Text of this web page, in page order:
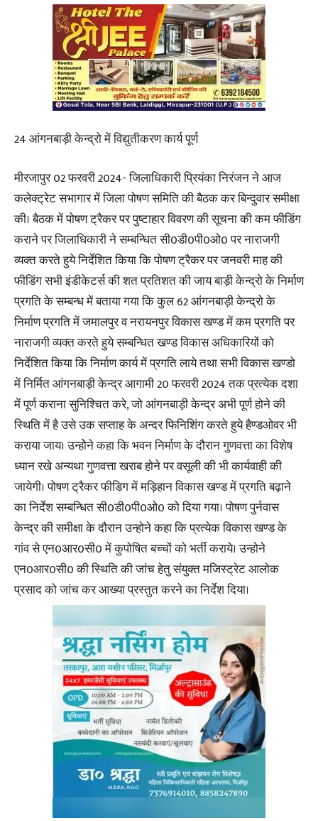
24 आंगनबाड़ी केन्द्रो में विद्युतीकरण कार्य पूर्ण
मीरजापुर 02 फरवरी 2024- जिलाधिकारी प्रियंका निरंजन ने आज
कलेक्ट्रेट सभागार में जिला पोषण समिति की बैठक कर बिन्दुवार समीक्षा
की। बैठक में पोषण ट्रैकर पर पुष्टाहार विवरण की सूचना की कम फीडिंग
कराने पर जिलाधिकारी ने सम्बन्धित सी0डी0पी0ओ0 पर नाराजगी
व्यक्त करते हुये निर्देशित किया कि पोषण ट्रैकर पर जनवरी माह की
फीडिंग सभी इंडीकेटर्स की शत प्रतिशत की जाय बाड़ी केन्द्रो के निर्माण
प्रगति के सम्बन्ध में बताया गया कि कुल 62 आंगनबाड़ी केन्द्रो के
निर्माण प्रगति में जमालपुर व नरायनपुर विकास खण्ड में कम प्रगति पर
नाराजगी व्यक्त करते हुये सम्बन्धित खण्ड विकास अधिकारियों को
निर्देशित किया कि निर्माण कार्य में प्रगति लाये तथा सभी विकास खण्डो
में निर्मित आंगनबाड़ी केन्द्र आगामी 20 फरवरी 2024 तक प्रत्येक दशा
में पूर्ण कराना सुनिश्चित करे, जो आंगनबाड़ी केन्द्र अभी पूर्ण होने की
स्थिति में है उसे उक सप्ताह के अन्दर फिनिशिंग करते हुये हैण्डओवर भी
कराया जाय। उन्होेने कहा कि भवन निर्माण के दौरान गुणवत्ता का विशेष
ध्यान रखे अन्यथा गुणवत्ता खराब होने पर वसूली की भी कार्यवाही की
जायेगी। पोषण ट्रैकर फीडिग में मड़िहान विकास खण्ड में प्रगति बढ़ाने
का निर्देश सम्बन्धित सी0डी0पी0ओ0 को दिया गया। पोषण पुर्नवास
केन्द्र की समीक्षा के दौरान उन्होने कहा कि प्रत्येक विकास खण्ड के
गांव से एन0आर0सी0 में कुपोषित बच्चों को भर्ती कराये। उन्होने
एन0आर0सी0 की स्थिति की जांच हेतु संयुक्त मजिस्ट्रेट आलोक
प्रसाद को जांच कर आख्या प्रस्तुत करने का निर्देश दिया।